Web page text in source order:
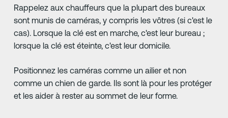
Rappelez aux chauffeurs que la plupart des bureaux
sont munis de caméras, y compris les vôtres (si c'est le
cas). Lorsque la clé est en marche, c'est leur bureau ;
lorsque la clé est éteinte, c'est leur domicile.
Positionnez les caméras comme un ailier et non
comme un chien de garde. Ils sont là pour les protéger
et les aider à rester au sommet de leur forme.